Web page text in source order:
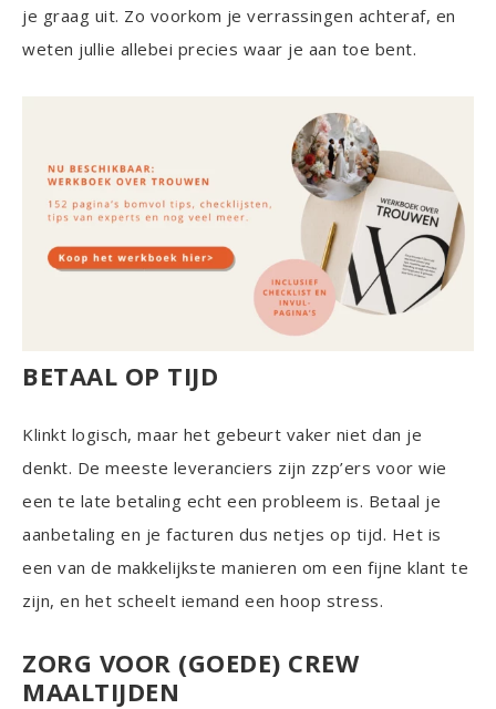
je graag uit. Zo voorkom je verrassingen achteraf, en
weten jullie allebei precies waar je aan toe bent.
BETAAL OP TIJD
Klinkt logisch, maar het gebeurt vaker niet dan je
denkt. De meeste leveranciers zijn zzp’ers voor wie
een te late betaling echt een probleem is. Betaal je
aanbetaling en je facturen dus netjes op tijd. Het is
een van de makkelijkste manieren om een fijne klant te
zijn, en het scheelt iemand een hoop stress.
ZORG VOOR (GOEDE) CREW
MAALTIJDEN